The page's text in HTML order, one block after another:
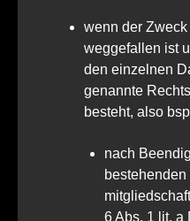
wenn der
weggefallen ist
den einzelnen
genannte
besteht, also
nach
6 Abs. 1 lit. a